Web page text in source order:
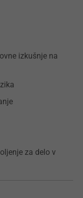
izkušnje na
za delo v